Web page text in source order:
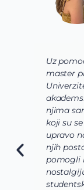
Uz
master
njima
koji su
upravo
njih
pomogli